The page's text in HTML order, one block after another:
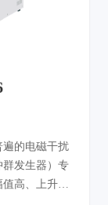
的电磁干扰
发生器）专
高、上升沿